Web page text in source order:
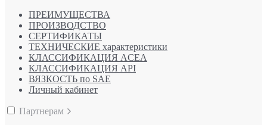
ПРЕИМУЩЕСТВА
ПРОИЗВОДСТВО
СЕРТИФИКАТЫ
ТЕХНИЧЕСКИЕ характеристики
КЛАССИФИКАЦИЯ ACEA
КЛАССИФИКАЦИЯ API
ВЯЗКОСТЬ по SAE
Личный кабинет
Партнерам